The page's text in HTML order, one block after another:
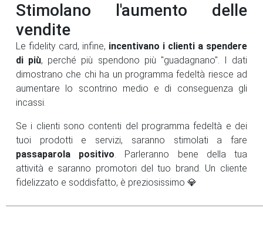
Stimolano l'aumento delle
vendite
Le fidelity card, infine, incentivano i clienti a spendere
di più, perché più spendono più "guadagnano". I dati
dimostrano che chi ha un programma fedeltà riesce ad
aumentare lo scontrino medio e di conseguenza gli
incassi.
Se i clienti sono contenti del programma fedeltà e dei
tuoi prodotti e servizi, saranno stimolati a fare
passaparola positivo. Parleranno bene della tua
attività e saranno promotori del tuo brand. Un cliente
fidelizzato e soddisfatto, è preziosissimo 💎